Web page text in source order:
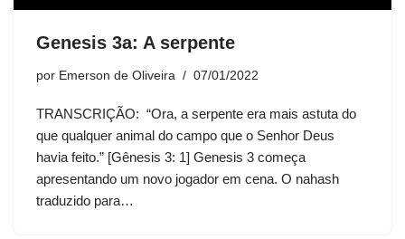
Genesis 3a: A serpente
por Emerson de Oliveira 07/01/2022
TRANSCRIÇÃO: “Ora, a serpente era mais astuta do
que qualquer animal do campo que o Senhor Deus
havia feito.” [Gênesis 3: 1] Genesis 3 começa
apresentando um novo jogador em cena. O nahash
traduzido para…